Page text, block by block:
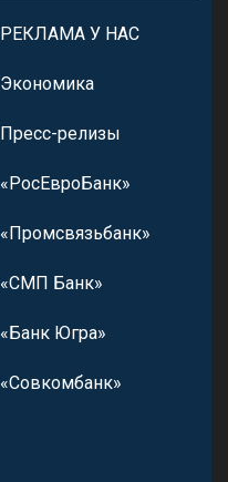
РЕКЛАМА У НАС
Экономика
Пресс-релизы
«РосЕвроБанк»
«Промсвязьбанк»
«СМП Банк»
«Банк Югра»
«Совкомбанк»